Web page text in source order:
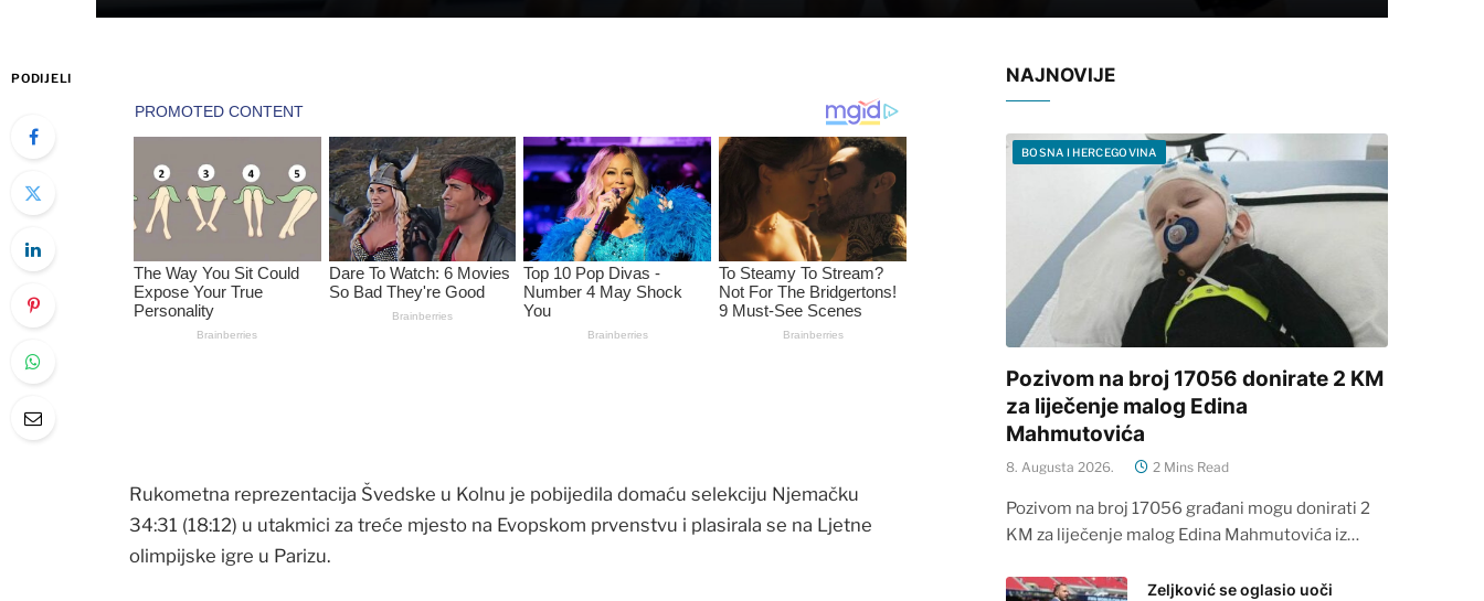
PODIJELI
Rukometna reprezentacija Švedske u Kolnu je pobijedila domaću selekciju Njemačku
34:31 (18:12) u utakmici za treće mjesto na Evopskom prvenstvu i plasirala se na Ljetne
olimpijske igre u Parizu.
NAJNOVIJE
BOSNA I HERCEGOVINA
Pozivom na broj 17056 donirate 2 KM
za liječenje malog Edina
Mahmutovića
8. Augusta 2026. 2 Mins Read
Pozivom na broj 17056 građani mogu donirati 2
KM za liječenje malog Edina Mahmutovića iz…
Zeljković se oglasio uoči